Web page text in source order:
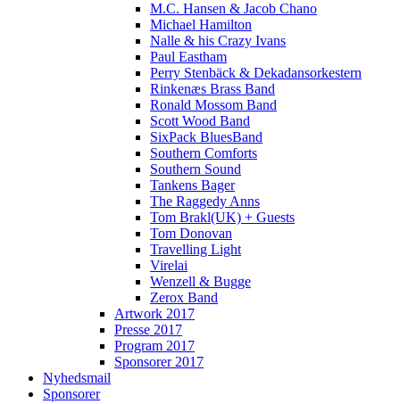
M.C. Hansen & Jacob Chano
Michael Hamilton
Nalle & his Crazy Ivans
Paul Eastham
Perry Stenbäck & Dekadansorkestern
Rinkenæs Brass Band
Ronald Mossom Band
Scott Wood Band
SixPack BluesBand
Southern Comforts
Southern Sound
Tankens Bager
The Raggedy Anns
Tom Brakl(UK) + Guests
Tom Donovan
Travelling Light
Virelai
Wenzell & Bugge
Zerox Band
Artwork 2017
Presse 2017
Program 2017
Sponsorer 2017
Nyhedsmail
Sponsorer